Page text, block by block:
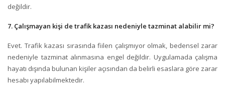
değildir.
7. Çalışmayan kişi de trafik kazası nedeniyle tazminat alabilir mi?
Evet. Trafik kazası sırasında fiilen çalışmıyor olmak, bedensel zarar
nedeniyle tazminat alınmasına engel değildir. Uygulamada çalışma
hayatı dışında bulunan kişiler açısından da belirli esaslara göre zarar
hesabı yapılabilmektedir.